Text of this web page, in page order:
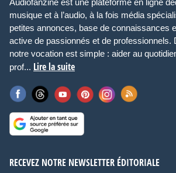
musique et à l’audio, à la fois média
petites annonces, base de connaissances
active de passionnés et de professionnels.
notre vocation est simple : aider au
prof... Lire la suite
RECEVEZ NOTRE NEWSLETTER ÉDITORIALE